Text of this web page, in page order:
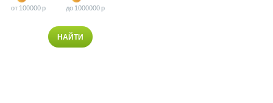
100000 1000000